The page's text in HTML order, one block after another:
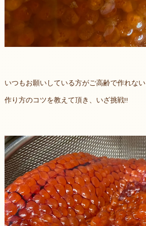
いつもお願いしている方がご高齢で作れない
作り方のコツを教えて頂き、いざ挑戦‼️